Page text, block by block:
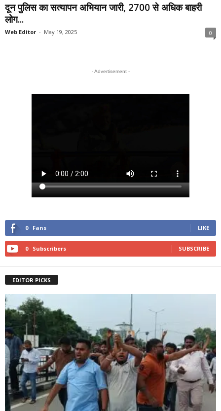
दून पुलिस का सत्यापन अभियान जारी, 2700 से अधिक बाहरी
लोग...
Web Editor - May 19, 2025 0
- Advertisement -
0 Fans LIKE
0 Subscribers SUBSCRIBE
EDITOR PICKS